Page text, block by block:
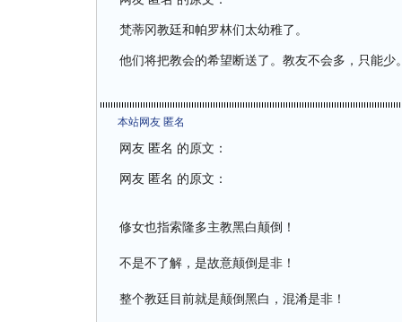
梵蒂冈教廷和帕罗林们太幼稚了。
他们将把教会的希望断送了。教友不会多，只能少
本站网友 匿名
网友 匿名 的原文：
网友 匿名 的原文：
修女也指索隆多主教黑白颠倒！
不是不了解，是故意颠倒是非！
整个教廷目前就是颠倒黑白，混淆是非！